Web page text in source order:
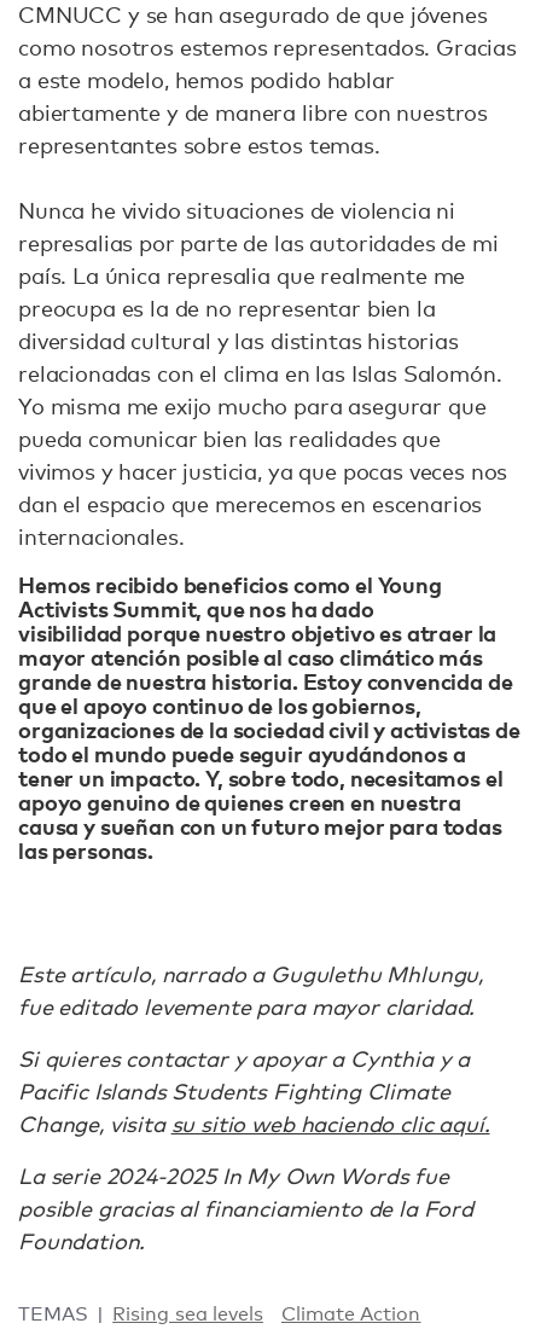
CMNUCC y se han asegurado de que jóvenes
como nosotros estemos representados. Gracias
a este modelo, hemos podido hablar
abiertamente y de manera libre con nuestros
representantes sobre estos temas.
Nunca he vivido situaciones de violencia ni
represalias por parte de las autoridades de mi
país. La única represalia que realmente me
preocupa es la de no representar bien la
diversidad cultural y las distintas historias
relacionadas con el clima en las Islas Salomón.
Yo misma me exijo mucho para asegurar que
pueda comunicar bien las realidades que
vivimos y hacer justicia, ya que pocas veces nos
dan el espacio que merecemos en escenarios
internacionales.
Hemos recibido beneficios como el Young
Activists Summit, que nos ha dado
visibilidad porque nuestro objetivo es atraer la
mayor atención posible al caso climático más
grande de nuestra historia. Estoy convencida de
que el apoyo continuo de los gobiernos,
organizaciones de la sociedad civil y activistas de
todo el mundo puede seguir ayudándonos a
tener un impacto. Y, sobre todo, necesitamos el
apoyo genuino de quienes creen en nuestra
causa y sueñan con un futuro mejor para todas
las personas.
Este artículo, narrado a Gugulethu Mhlungu,
fue editado levemente para mayor claridad.
Si quieres contactar y apoyar a Cynthia y a
Pacific Islands Students Fighting Climate
Change, visita su sitio web haciendo clic aquí.
La serie 2024-2025 In My Own Words fue
posible gracias al financiamiento de la Ford
Foundation.
TEMAS Rising sea levels Climate Action